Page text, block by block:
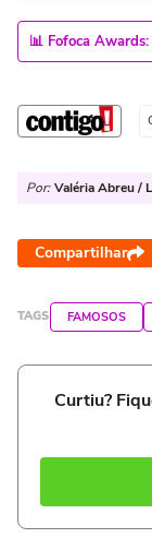
📊 Fofoca
Por: Valéria Abreu /
Compartilhar
TAGS FAMOSOS
Curtiu?